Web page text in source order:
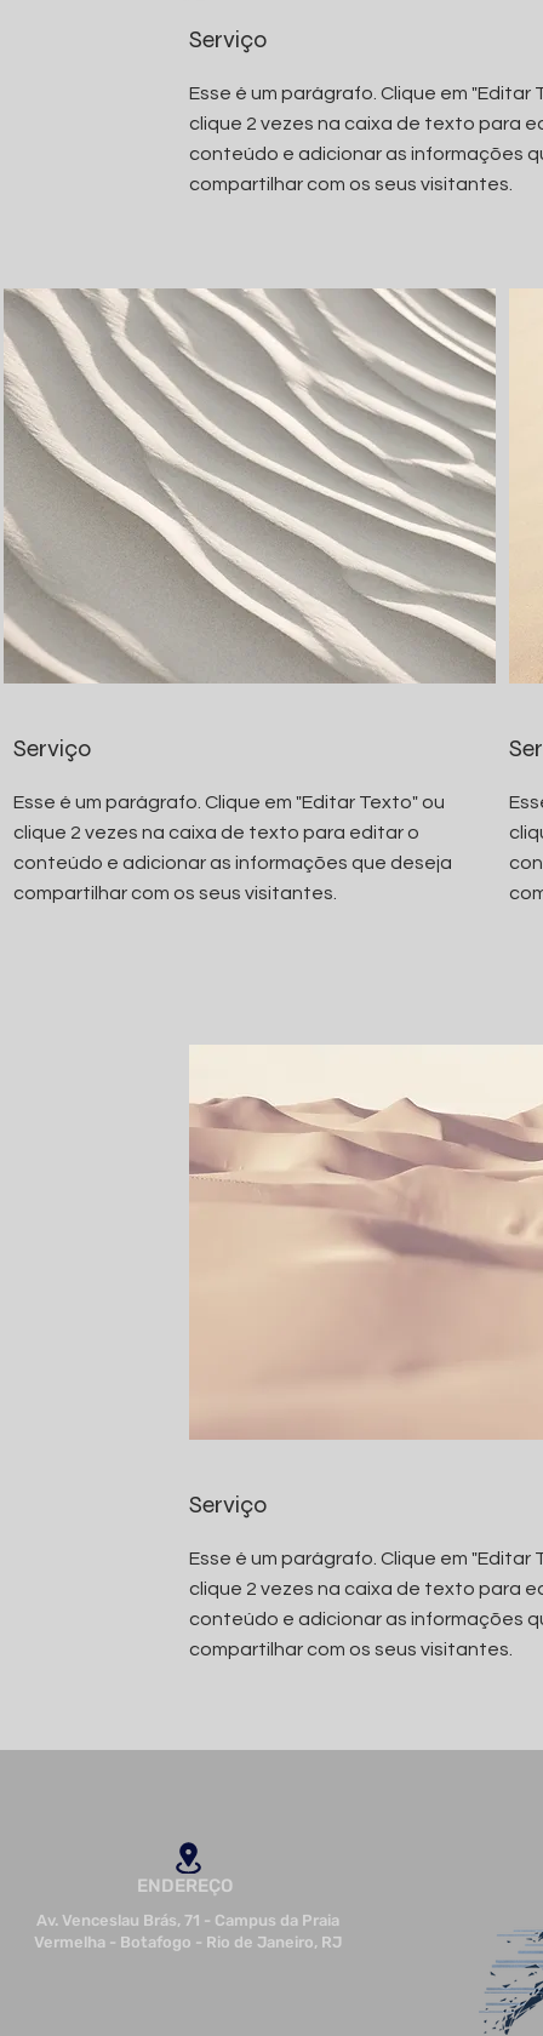
Serviço
Esse é um parágrafo. Clique em "Editar
clique 2 vezes na caixa de texto para
conteúdo e adicionar as informações
compartilhar com os seus visitantes.
Serviço
Esse é um parágrafo. Clique em "Editar Texto" ou
clique 2 vezes na caixa de texto para editar o
conteúdo e adicionar as informações que deseja
compartilhar com os seus visitantes.
Serviço
Esse é um parágrafo. Clique em "Editar
clique 2 vezes na caixa de texto para
conteúdo e adicionar as informações
compartilhar com os seus visitantes.
ENDEREÇO
Av. Venceslau Brás, 71 - Campus da Praia
Vermelha - Botafogo - Rio de Janeiro, RJ